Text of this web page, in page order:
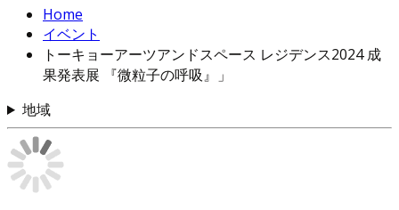
Home
イベント
トーキョーアーツアンドスペース レジデンス2024 成
果発表展 『微粒子の呼吸』」
地域